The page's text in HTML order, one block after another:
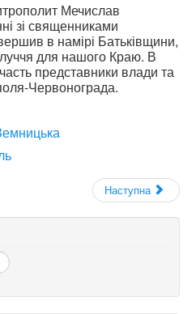
Мечислав
зі священниками
в намірі Батьківщини,
для нашого Краю. В
представники влади та
Червонограда.
Наступна